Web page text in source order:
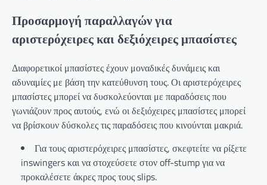
Προσαρμογή παραλλαγών για
αριστερόχειρες και δεξιόχειρες μπασίστες
Διαφορετικοί μπασίστες έχουν μοναδικές δυνάμεις και
αδυναμίες με βάση την κατεύθυνση τους. Οι αριστερόχειρες
μπασίστες μπορεί να δυσκολεύονται με παραδόσεις που
γωνιάζουν προς αυτούς, ενώ οι δεξιόχειρες μπασίστες μπορεί
να βρίσκουν δύσκολες τις παραδόσεις που κινούνται μακριά.
Για τους αριστερόχειρες μπασίστες, σκεφτείτε να ρίξετε
inswingers και να στοχεύσετε στον off-stump για να
προκαλέσετε άκρες προς τους slips.